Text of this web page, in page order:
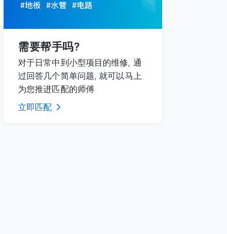
需要帮手吗?
对于日常中到小型项目的维修, 通
过回答几个简单问题, 就可以马上
为您推进匹配的师傅
立即匹配